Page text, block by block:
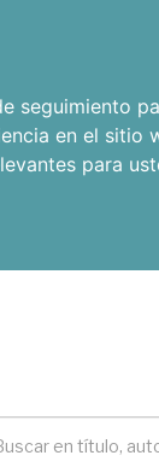
en el sitio
para